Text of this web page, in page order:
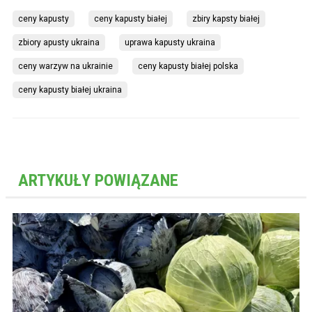
ceny kapusty ceny kapusty białej zbiry kapsty białej
zbiory apusty ukraina uprawa kapusty ukraina
ceny warzyw na ukrainie ceny kapusty białej polska
ceny kapusty białej ukraina
ARTYKUŁY POWIĄZANE